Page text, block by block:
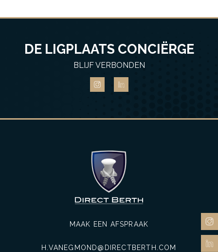
DE LIGPLAATS CONCIËRGE
BLIJF VERBONDEN
MAAK EEN AFSPRAAK
H.VANEGMOND@DIRECTBERTH.COM